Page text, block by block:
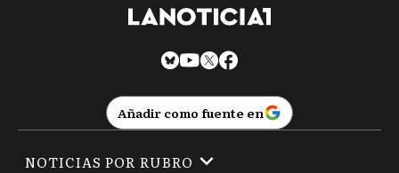
Añadir como fuente en
NOTICIAS POR RUBRO